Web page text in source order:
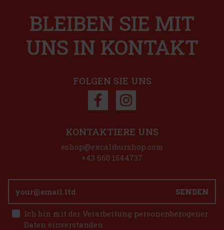
Neu
1.49 €
Bestellen
sorgen. Die
Bestellen
BLEIBEN SIE MIT
UNS IN KONTAKT
FOLGEN SIE UNS
SENDEN
Ich bin mit der Verarbeitung personenbezogener
Daten einverstanden
KONTAKTIERE UNS
eshop@excaliburshop.com
+43 660 1544737